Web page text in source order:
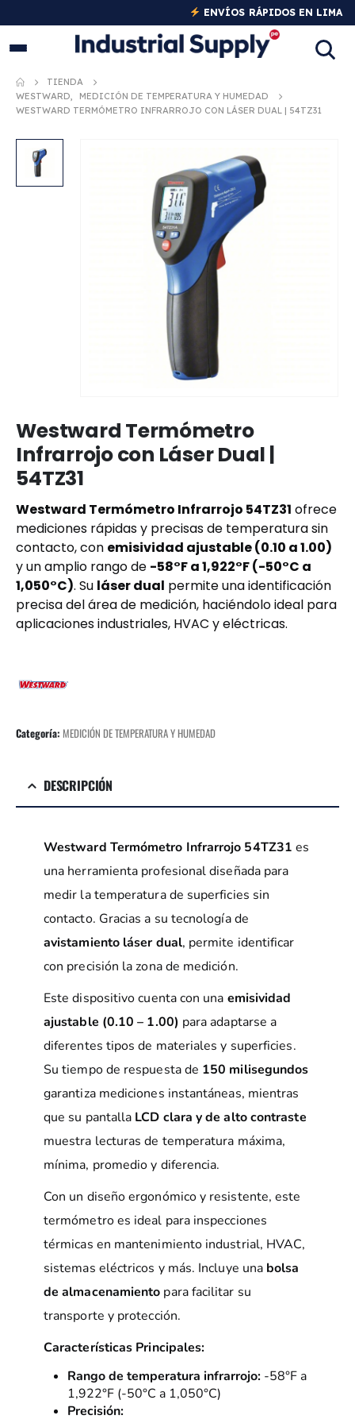
PRODUCTOS
TIENDA
WESTWARD,
MEDICIÓN DE TEMPERATURA Y HUMEDAD
WESTWARD TERMÓMETRO INFRARROJO CON LÁSER DUAL | 54TZ31
Westward Termómetro
Infrarrojo con Láser Dual |
54TZ31
Westward Termómetro Infrarrojo 54TZ31 ofrece
mediciones rápidas y precisas de temperatura sin
contacto, con emisividad ajustable (0.10 a 1.00)
y un amplio rango de -58°F a 1,922°F (-50°C a
1,050°C). Su láser dual permite una identificación
precisa del área de medición, haciéndolo ideal para
aplicaciones industriales, HVAC y eléctricas.
Categoría:MEDICIÓN DE TEMPERATURA Y HUMEDAD
DESCRIPCIÓN
Westward Termómetro Infrarrojo 54TZ31 es
una herramienta profesional diseñada para
medir la temperatura de superficies sin
contacto. Gracias a su tecnología de
avistamiento láser dual, permite identificar
con precisión la zona de medición.
Este dispositivo cuenta con una emisividad
ajustable (0.10 – 1.00) para adaptarse a
diferentes tipos de materiales y superficies.
Su tiempo de respuesta de 150 milisegundos
garantiza mediciones instantáneas, mientras
que su pantalla LCD clara y de alto contraste
muestra lecturas de temperatura máxima,
mínima, promedio y diferencia.
Con un diseño ergonómico y resistente, este
termómetro es ideal para inspecciones
térmicas en mantenimiento industrial, HVAC,
sistemas eléctricos y más. Incluye una bolsa
de almacenamiento para facilitar su
transporte y protección.
Características Principales:
Rango de temperatura infrarrojo:-58°F a
1,922°F (-50°C a 1,050°C)
Precisión: